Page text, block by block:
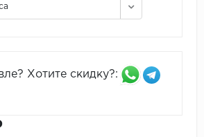
Хотите скидку?: